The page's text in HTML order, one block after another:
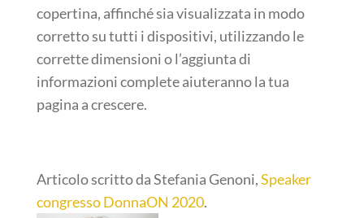
copertina, affinché sia visualizzata in modo
corretto su tutti i dispositivi, utilizzando le
corrette dimensioni o l’aggiunta di
informazioni complete aiuteranno la tua
pagina a crescere.
Articolo scritto da Stefania Genoni,Speaker
congresso DonnaON 2020.